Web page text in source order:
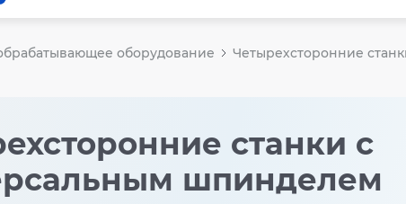
оборудование Четырехсторонние
станки с
шпинделем